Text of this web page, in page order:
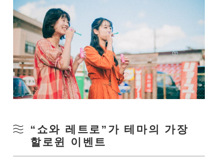
“쇼와 레트로”가 테마의 가장
할로윈 이벤트